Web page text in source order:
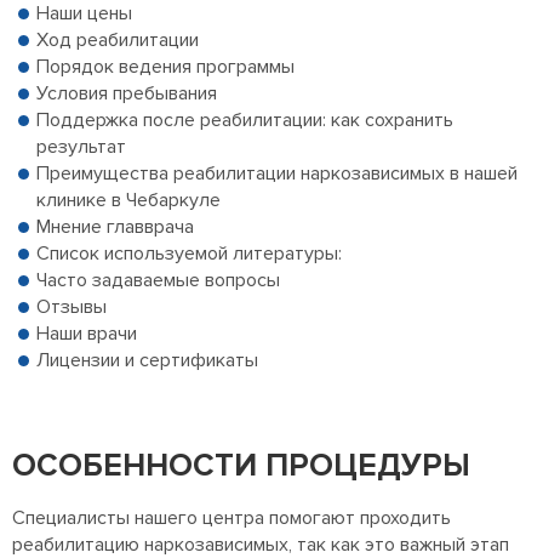
Наши цены
Ход реабилитации
Порядок ведения программы
Условия пребывания
Поддержка после реабилитации: как сохранить
результат
Преимущества реабилитации наркозависимых в нашей
клинике в Чебаркуле
Мнение главврача
Список используемой литературы:
Часто задаваемые вопросы
Отзывы
Наши врачи
Лицензии и сертификаты
ОСОБЕННОСТИ ПРОЦЕДУРЫ
Специалисты нашего центра помогают проходить
реабилитацию наркозависимых, так как это важный этап